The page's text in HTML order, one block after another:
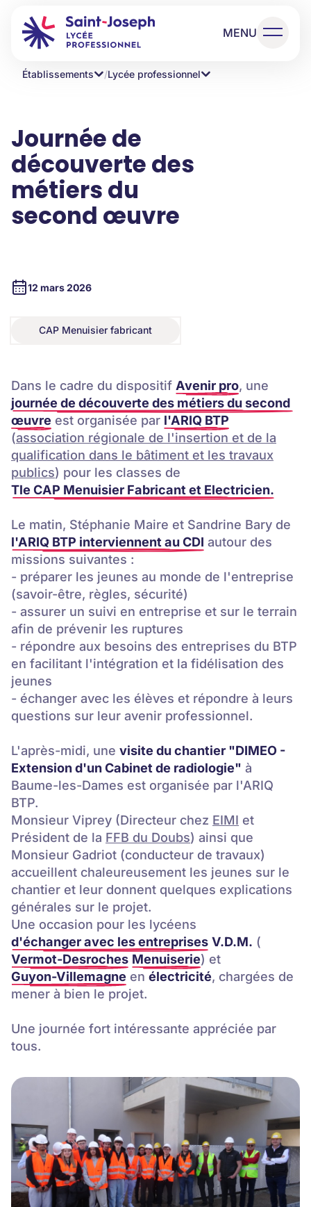
MENU
Établissements /Lycée professionnel
Journée de
découverte des
métiers du
second œuvre
12 mars 2026
CAP Menuisier fabricant
Dans le cadre du dispositif Avenir pro, une
journée de découverte des métiers du second
œuvre est organisée par l'ARIQ BTP
(association régionale de l'insertion et de la
qualification dans le bâtiment et les travaux
publics) pour les classes de
Tle CAP Menuisier Fabricant et Electricien.
Le matin, Stéphanie Maire et Sandrine Bary de
l'ARIQ BTP interviennent au CDI autour des
missions suivantes :
- préparer les jeunes au monde de l'entreprise
(savoir-être, règles, sécurité)
- assurer un suivi en entreprise et sur le terrain
afin de prévenir les ruptures
- répondre aux besoins des entreprises du BTP
en facilitant l'intégration et la fidélisation des
jeunes
- échanger avec les élèves et répondre à leurs
questions sur leur avenir professionnel.
L'après-midi, une visite du chantier "DIMEO -
Extension d'un Cabinet de radiologie" à
Baume-les-Dames est organisée par l'ARIQ
BTP.
Monsieur Viprey (Directeur chez EIMI et
Président de la FFB du Doubs) ainsi que
Monsieur Gadriot (conducteur de travaux)
accueillent chaleureusement les jeunes sur le
chantier et leur donnent quelques explications
générales sur le projet.
Une occasion pour les lycéens
d'échanger avec les entreprises V.D.M. (
Vermot-Desroches Menuiserie) et
Guyon-Villemagne en électricité, chargées de
mener à bien le projet.
Une journée fort intéressante appréciée par
tous.